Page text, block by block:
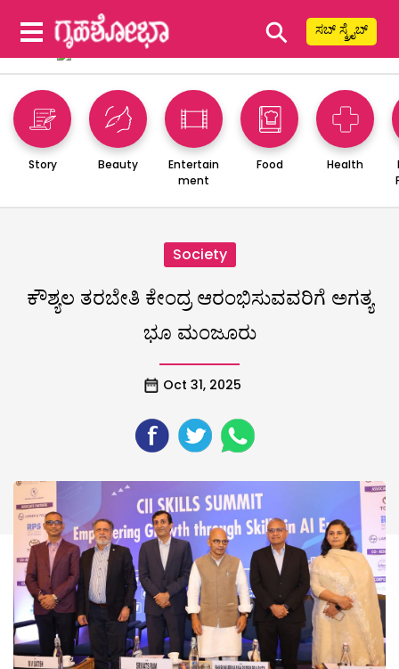
⚲ ಸಬ್ ಸ್ಕ್ರೈಬ್
Story Beauty
Entertain
ment
Food Health
Society
ಕೌಶ್ಯಲ ತರಬೇತಿ ಕೇಂದ್ರ ಆರಂಭಿಸುವವರಿಗೆ ಅಗತ್ಯ
ಭೂ ಮಂಜೂರು
Oct 31, 2025